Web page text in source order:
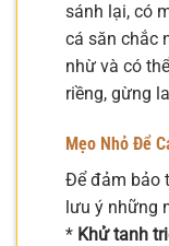
sánh lại, có
cá săn chắc
nhừ và có
riềng, gừng
Mẹo Nhỏ Để
Để đảm bảo
lưu ý những
* Khử tanh